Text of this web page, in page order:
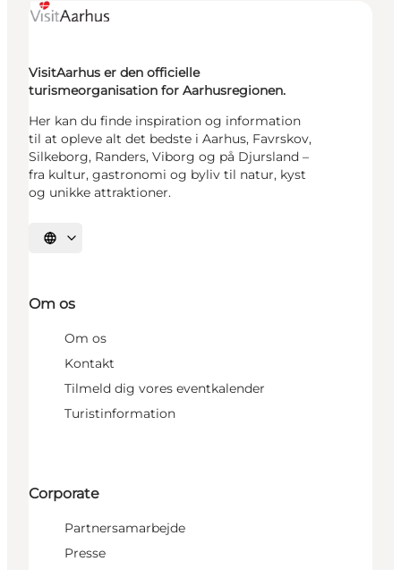
VisitAarhus er den officielle
turismeorganisation for Aarhusregionen.
Her kan du finde inspiration og information
til at opleve alt det bedste i Aarhus, Favrskov,
Silkeborg, Randers, Viborg og på Djursland –
fra kultur, gastronomi og byliv til natur, kyst
og unikke attraktioner.
Vælg sprog
Om os
Om os
Kontakt
Tilmeld dig vores eventkalender
Turistinformation
Corporate
Partnersamarbejde
Presse